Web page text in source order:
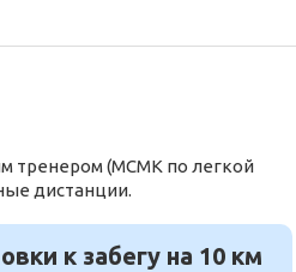
тренером (МСМК по легкой
дистанции.
к забегу на 10 км